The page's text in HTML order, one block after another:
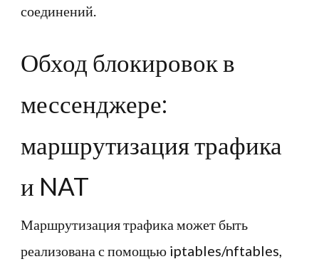
соединений.
Обход блокировок в
мессенджере:
маршрутизация трафика
и NAT
Маршрутизация трафика может быть
реализована с помощью iptables/nftables,